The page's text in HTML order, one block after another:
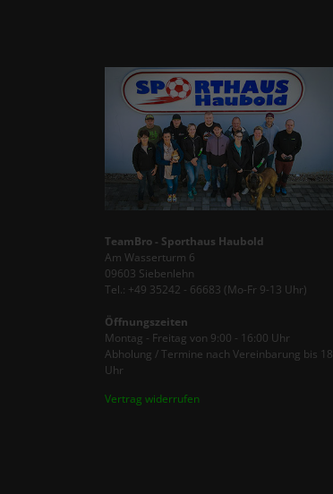
TeamBro - Sporthaus Haubold
Am Wasserturm 6
09603 Siebenlehn
Tel.: +49 35242 - 66683 (Mo-Fr 9-13 Uhr)
Öffnungszeiten
Montag - Freitag von 9:00 - 16:00 Uhr
Abholung / Termine nach Vereinbarung bis 18
Uhr
Vertrag widerrufen